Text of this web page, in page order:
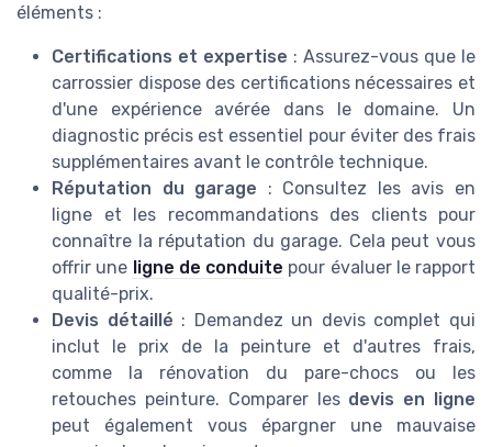
éléments :
Certifications et expertise : Assurez-vous que le
carrossier dispose des certifications nécessaires et
d'une expérience avérée dans le domaine. Un
diagnostic précis est essentiel pour éviter des frais
supplémentaires avant le contrôle technique.
Réputation du garage : Consultez les avis en
ligne et les recommandations des clients pour
connaître la réputation du garage. Cela peut vous
offrir une ligne de conduite pour évaluer le rapport
qualité-prix.
Devis détaillé : Demandez un devis complet qui
inclut le prix de la peinture et d'autres frais,
comme la rénovation du pare-chocs ou les
retouches peinture. Comparer les devis en ligne
peut également vous épargner une mauvaise